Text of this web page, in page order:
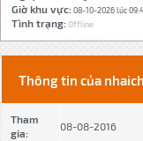
Giờ khu vực:08-10-2026 lúc
Tình trạng:Offline
Thông tin của
Tham
gia:
08-08-2016